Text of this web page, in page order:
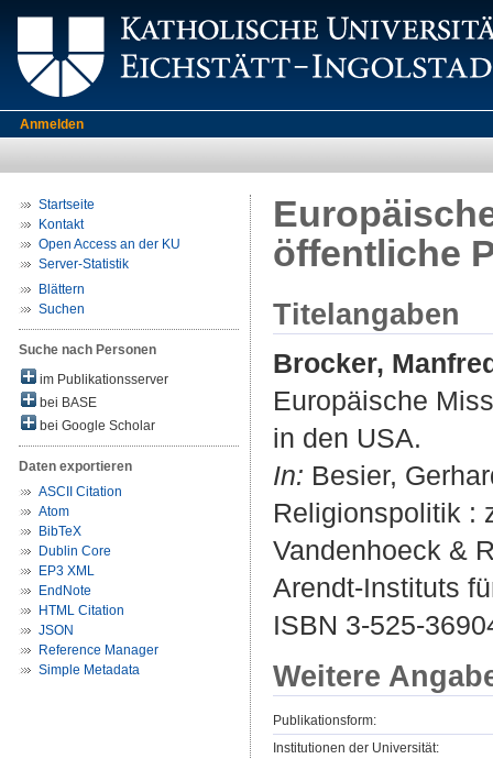
Anmelden
Startseite
Kontakt
Open Access an der KU
Server-Statistik
Blättern
Suchen
Suche nach Personen
im Publikationsserver
bei BASE
bei Google Scholar
Daten exportieren
ASCII Citation
Atom
BibTeX
Dublin Core
EP3 XML
EndNote
HTML Citation
JSON
Reference Manager
Simple Metadata
öffentliche
Titelangaben
Brocker,
Europäische
in den USA.
In: Besier,
Religionspolitik :
Vandenhoeck &
Arendt-Instituts
ISBN 3-525-
Weitere
Publikationsform:
Institutionen der Universität: